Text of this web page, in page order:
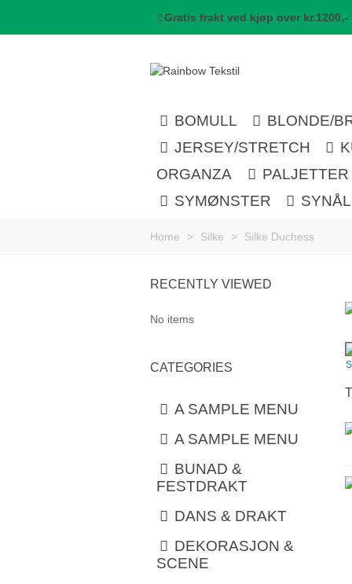
Gratis frakt ved kjøp over kr.1200,-
BOMULL
BLONDE/
JERSEY/STRETCH
ORGANZA
PALJETTER
SYMØNSTER
Home > Silke > Silke Duchess
RECENTLY VIEWED
No items
CATEGORIES
A SAMPLE MENU
A SAMPLE MENU
BUNAD &
FESTDRAKT
DANS & DRAKT
DEKORASJON &
SCENE